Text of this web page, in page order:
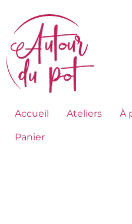
Accueil Ateliers À
Panier